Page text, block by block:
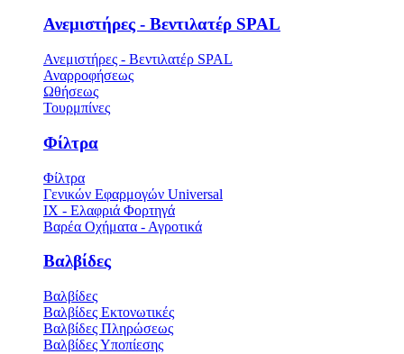
Ανεμιστήρες - Βεντιλατέρ SPAL
Ανεμιστήρες - Βεντιλατέρ SPAL
Αναρροφήσεως
Ωθήσεως
Τουρμπίνες
Φίλτρα
Φίλτρα
Γενικών Εφαρμογών Universal
ΙΧ - Ελαφριά Φορτηγά
Βαρέα Οχήματα - Αγροτικά
Βαλβίδες
Βαλβίδες
Βαλβίδες Εκτονωτικές
Βαλβίδες Πληρώσεως
Βαλβίδες Υποπίεσης